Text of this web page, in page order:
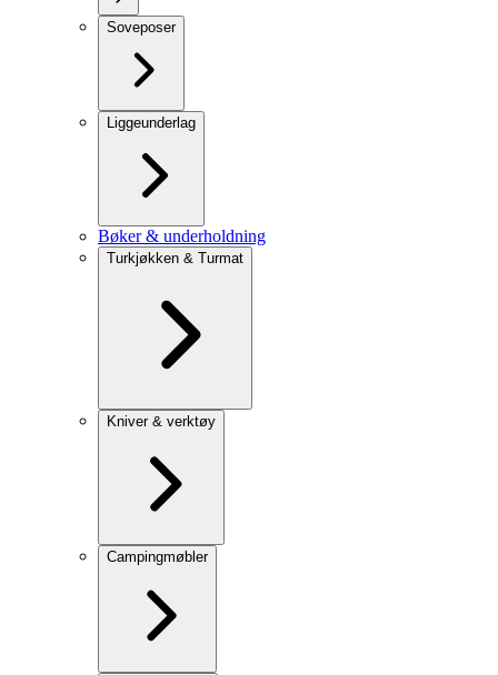
Soveposer
Liggeunderlag
Bøker & underholdning
Turkjøkken & Turmat
Kniver & verktøy
Campingmøbler